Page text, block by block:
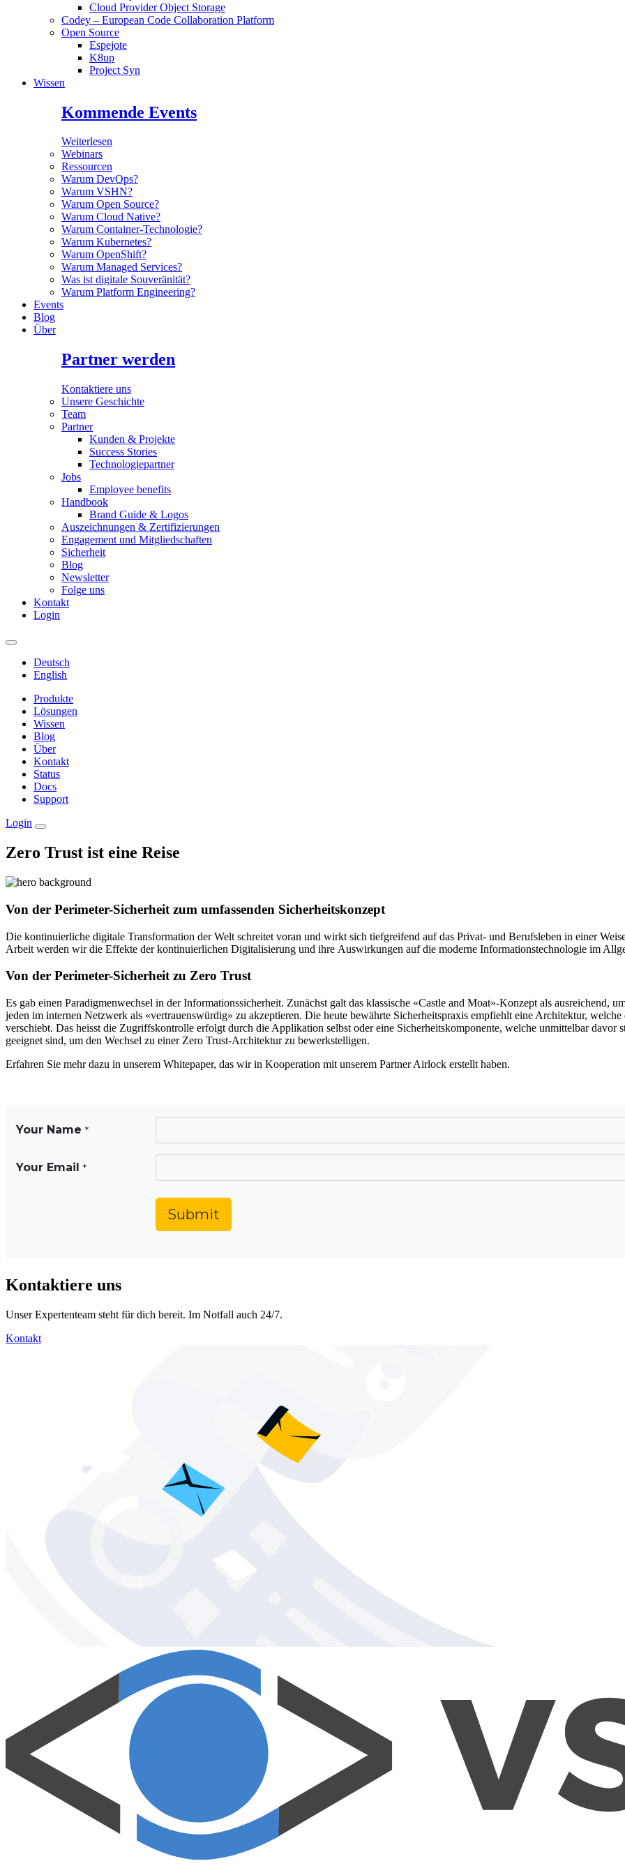
Cloud Provider Object Storage
Codey – European Code Collaboration Platform
Open Source
Espejote
K8up
Project Syn
Wissen
Kommende Events
Weiterlesen
Webinars
Ressourcen
Warum DevOps?
Warum VSHN?
Warum Open Source?
Warum Cloud Native?
Warum Container-Technologie?
Warum Kubernetes?
Warum OpenShift?
Warum Managed Services?
Was ist digitale Souveränität?
Warum Platform Engineering?
Events
Blog
Über
Partner werden
Kontaktiere uns
Unsere Geschichte
Team
Partner
Kunden & Projekte
Success Stories
Technologiepartner
Jobs
Employee benefits
Handbook
Brand Guide & Logos
Auszeichnungen & Zertifizierungen
Engagement und Mitgliedschaften
Sicherheit
Blog
Newsletter
Folge uns
Kontakt
Login
Deutsch
English
Produkte
Lösungen
Wissen
Blog
Über
Kontakt
Status
Docs
Support
Login
Zero Trust ist eine Reise
Von der Perimeter-Sicherheit zum umfassenden Sicherheitskonzept
Die kontinuierliche digitale Transformation der Welt schreitet voran und wirkt sich tiefgreifend auf das Privat- und Berufsleben in einer
Arbeit werden wir die Effekte der kontinuierlichen Digitalisierung und ihre Auswirkungen auf die moderne Informationstechnologie im
Von der Perimeter-Sicherheit zu Zero Trust
Es gab einen Paradigmenwechsel in der Informationssicherheit. Zunächst galt das klassische «Castle and Moat»-Konzept als ausreichend,
jeden im internen Netzwerk als «vertrauenswürdig» zu akzeptieren. Die heute bewährte Sicherheitspraxis empfiehlt eine Architektur,
verschiebt. Das heisst die Zugriffskontrolle erfolgt durch die Applikation selbst oder eine Sicherheitskomponente, welche unmittelbar davor
geeignet sind, um den Wechsel zu einer Zero Trust-Architektur zu bewerkstelligen.
Erfahren Sie mehr dazu in unserem Whitepaper, das wir in Kooperation mit unserem Partner Airlock erstellt haben.
Kontaktiere uns
Unser Expertenteam steht für dich bereit. Im Notfall auch 24/7.
Kontakt